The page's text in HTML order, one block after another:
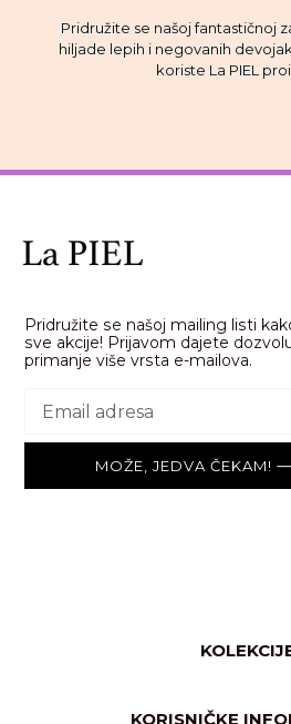
Pridružite se našoj fantastičnoj
hiljade lepih i negovanih
koriste La PIEL
Pridružite se našoj mailing listi
sve akcije! Prijavom dajete
primanje više vrsta e-mailova.
MOŽE, JEDVA ČEKAM!
Nega lica
KORISNIČKE